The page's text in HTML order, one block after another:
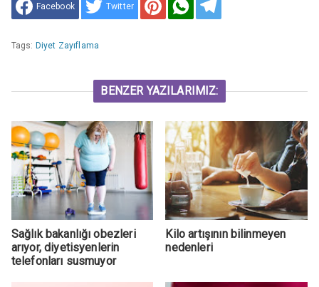
Facebook Twitter
Tags: Diyet Zayıflama
BENZER YAZILARIMIZ:
Sağlık bakanlığı obezleri
arıyor, diyetisyenlerin
telefonları susmuyor
Kilo artışının bilinmeyen
nedenleri